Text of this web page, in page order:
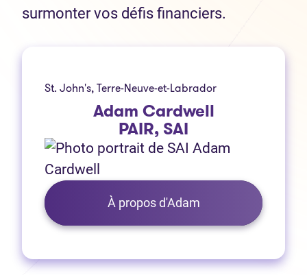
surmonter vos défis financiers.
St. John's, Terre-Neuve-et-Labrador
Adam Cardwell
PAIR, SAI
À propos d'Adam